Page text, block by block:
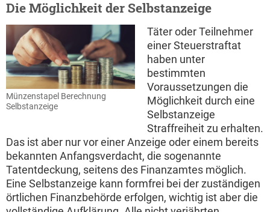
Die Möglichkeit der Selbstanzeige
Münzenstapel Berechnung
Selbstanzeige
Täter oder Teilnehmer
einer Steuerstraftat
haben unter
bestimmten
Voraussetzungen die
Möglichkeit durch eine
Selbstanzeige
Straffreiheit zu erhalten.
Das ist aber nur vor einer Anzeige oder einem bereits
bekannten Anfangsverdacht, die sogenannte
Tatentdeckung, seitens des Finanzamtes möglich.
Eine Selbstanzeige kann formfrei bei der zuständigen
örtlichen Finanzbehörde erfolgen, wichtig ist aber die